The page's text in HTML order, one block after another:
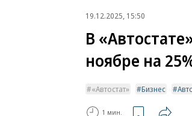
19.12.2025, 15:50
В
ноябре на
«Автостат» Бизнес
1 мин.